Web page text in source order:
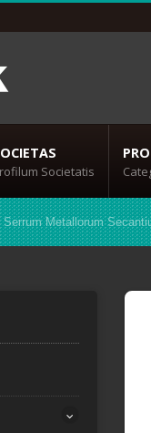
Societatis
Serrum Metallorum